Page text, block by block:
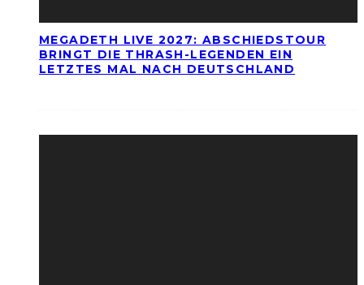
MEGADETH LIVE 2027: ABSCHIEDSTOUR
BRINGT DIE THRASH-LEGENDEN EIN
LETZTES MAL NACH DEUTSCHLAND